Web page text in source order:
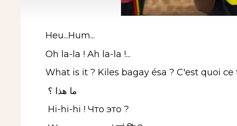
Heu...Hum...
Oh la-la ! Ah la-la !...
What is it ? Kiles bagay ésa ? C'est quoi ce
Hi-hi-hi ! Что это ?